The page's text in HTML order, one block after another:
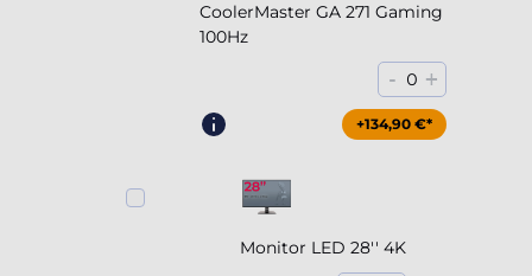
CoolerMaster GA 271 Gaming
100Hz
- 0 +
+204,90 €*
+134,90 €*
Monitor LED 28'' 4K